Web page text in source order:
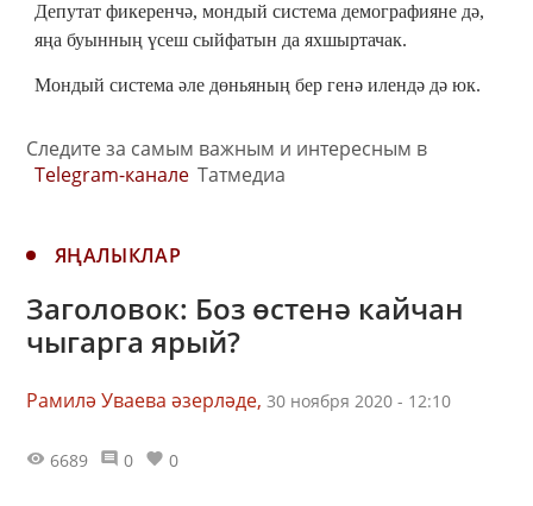
Депутат фикеренчә, мондый система демографияне дә,
яңа буынның үсеш сыйфатын да яхшыртачак.
Мондый система әле дөньяның бер генә илендә дә юк.
Следите за самым важным и интересным в
Telegram-канале Татмедиа
ЯҢАЛЫКЛАР
Заголовок: Боз өстенә кайчан
чыгарга ярый?
Рамилә Уваева әзерләде, 30 ноября 2020 - 12:10
6689 0 0